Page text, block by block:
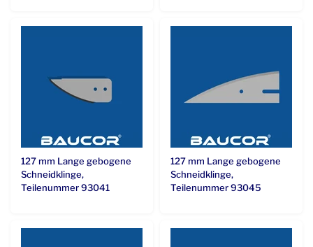
127 mm Lange gebogene
Schneidklinge,
Teilenummer 93041
127 mm Lange gebogene
Schneidklinge,
Teilenummer 93045